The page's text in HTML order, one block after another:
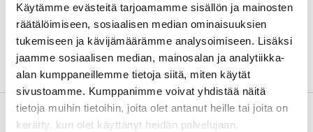
Käytämme evästeitä tarjoamamme sisällön ja mainosten
räätälöimiseen, sosiaalisen median ominaisuuksien
tukemiseen ja kävijämäärämme analysoimiseen. Lisäksi
jaamme sosiaalisen median, mainosalan ja analytiikka-
alan kumppaneillemme tietoja siitä, miten käytät
sivustoamme. Kumppanimme voivat yhdistää näitä
tietoja muihin tietoihin, joita olet antanut heille tai joita on
kerätty, kun olet käyttänyt heidän palvelujaan.
Varvtal
22000 rpm (max.)
Antal
1 st.
Om tillverkaren